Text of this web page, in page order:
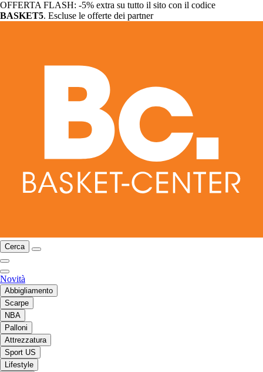
OFFERTA FLASH: -5% extra su tutto il sito con il codice
BASKET5. Escluse le offerte dei partner
Cerca
Novità
Abbigliamento
Scarpe
NBA
Palloni
Attrezzatura
Sport US
Lifestyle